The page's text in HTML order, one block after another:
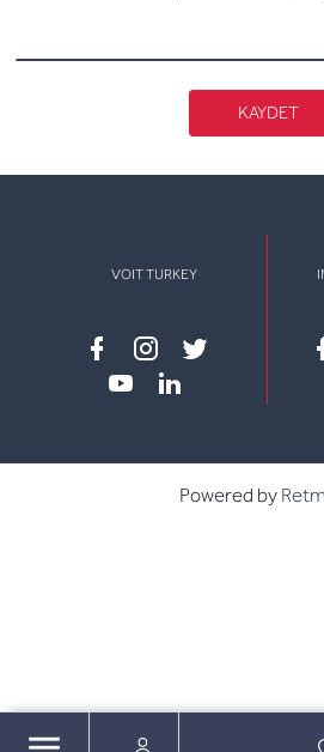
KAYDET
VOIT TURKEY
Facebook
instagram
twitter
Powered by